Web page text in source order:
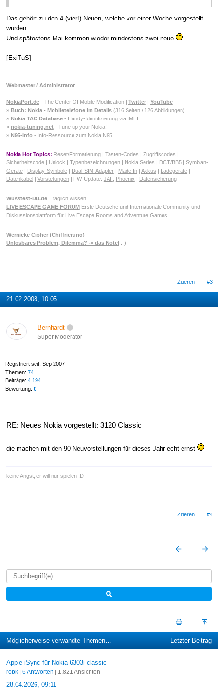
Das gehört zu den 4 (vier!) Neuen, welche vor einer Woche vorgestellt
wurden.
Und spätestens Mai kommen wieder mindestens zwei neue
[ExiTuS]
Webmaster / Administrator
NokiaPort.de- The Center Of Mobile Modification | Twitter| YouTube
» Buch: Nokia - Mobiletelefone im Details(316 Seiten / 126 Abbildungen)
» Nokia TAC Database- Handy-Identifizierung via IMEI
» nokia-tuning.net- Tune up your Nokia!
» N95-Info - Info-Ressource zum Nokia N95
Nokia Hot Topics: Reset/Formatierung| Tasten-Codes Zugriffscodes
Sicherheitscode| Unlock Typenbezeichnungen| Nokia Series DCT/BB5| Symbian-
Geräte| Display-Symbole| Dual-SIM-Adapter| Made In| Akkus Ladegeräte|
Datenkabel
Vorstellungen| FW-Update: JAF, Phoenix Datensicherung
Wusstest-Du.de...täglich wissen!
LIVE ESCAPE GAME FORUMErste Deutsche und Internationale Community und
Diskussionsplattform für Live Escape Rooms and Adventure Games
Wernicke Cipher (Chiffrierung)
Unlösbares Problem, Dilemma? -> das Nötel:-)
Zitieren #3
21.02.2008, 10:05
Bernhardt
Super Moderator
Registriert seit: Sep 2007
Themen: 74
Beiträge: 4.194
Bewertung: 0
RE: Neues Nokia vorgestellt: 3120 Classic
die machen mit den 90 Neuvorstellungen für dieses Jahr echt ernst
keine Angst, er will nur spielen :D
Zitieren #4
Möglicherweise verwandte Themen… Letzter Beitrag
Apple iSync für Nokia 6303i classic
robk| 6 Antworten | 1.821 Ansichten
28.04.2026, 09:11